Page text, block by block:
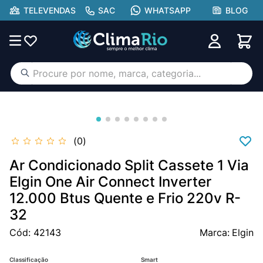
TELEVENDAS SAC WHATSAPP BLOG
Procure por nome, marca, categoria...
0
Ar Condicionado Split Cassete 1 Via
Elgin One Air Connect Inverter
12.000 Btus Quente e Frio 220v R-
32
Cód: 42143 Elgin
Classificação
Smart
ar condicionado
2º aufit
hisense portátil
4º lg
5º tcl
6º
7 midea
8º gree